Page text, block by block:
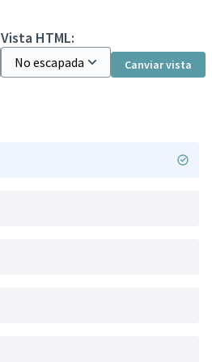
Vista HTML:
Canviar vista